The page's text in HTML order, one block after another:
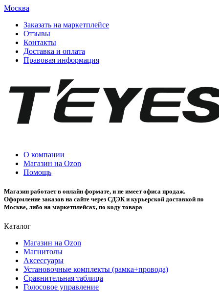
Москва
Заказать на маркетплейсе
Отзывы
Контакты
Доставка и оплата
Правовая информация
О компании
Магазин на Ozon
Помощь
Магазин работает в онлайн формате, и не имеет офиса продаж.
Оформление заказов на сайте через СДЭК и курьерской доставкой по
Москве, либо на маркетплейсах, по коду товара
Каталог
Магазин на Ozon
Магнитолы
Аксессуары
Установочные комплекты (рамка+провода)
Сравнительная таблица
Голосовое управление